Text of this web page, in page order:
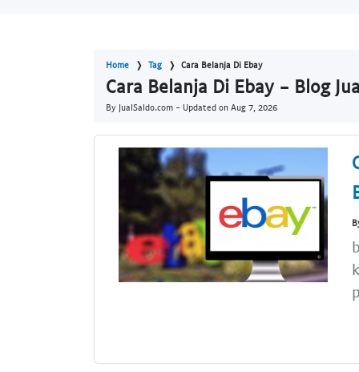
Home Tag Cara Belanja Di Ebay
Cara Belanja Di Ebay - Blog
By JualSaldo.com - Updated on Aug 7, 2026